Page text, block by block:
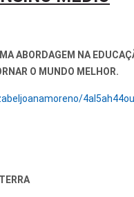
ABORDAGEM NA
O MUNDO MELHOR.